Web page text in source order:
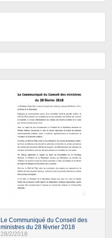
Le Communiqué du Conseil des
ministres du 28 février 2018
28/2/2018